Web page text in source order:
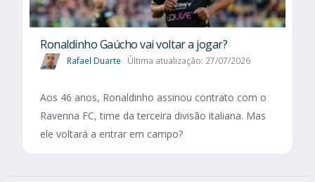
Ronaldinho Gaúcho vai voltar a jogar?
Rafael Duarte Última atualização: 27/07/2026
Aos 46 anos, Ronaldinho assinou contrato com o
Ravenna FC, time da terceira divisão italiana. Mas
ele voltará a entrar em campo?